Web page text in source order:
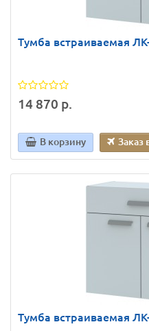
Тумба встраиваемая
14 870 р.
В корзину Заказ
Тумба встраиваемая